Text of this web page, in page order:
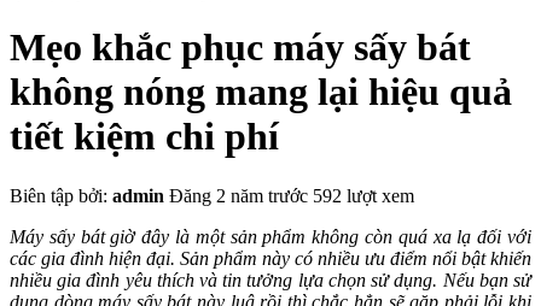
Mẹo khắc phục máy sấy bát
không nóng mang lại hiệu quả
tiết kiệm chi phí
Biên tập bởi: admin Đăng 2 năm trước 592 lượt xem
Máy sấy bát giờ đây là một sản phẩm không còn quá xa lạ đối với
các gia đình hiện đại. Sản phẩm này có nhiều ưu điểm nổi bật khiến
nhiều gia đình yêu thích và tin tưởng lựa chọn sử dụng. Nếu bạn sử
dụng dòng máy sấy bát này luâ rồi thì chắc hẳn sẽ gặp phải lỗi khi